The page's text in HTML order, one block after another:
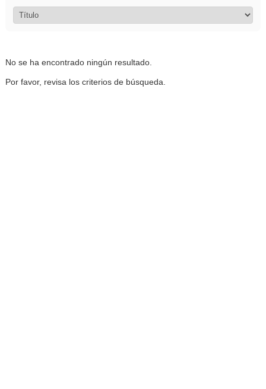
No se ha encontrado ningún resultado.
Por favor, revisa los criterios de búsqueda.